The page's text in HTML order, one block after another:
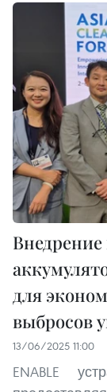
для
выбросов
13/06/2025 11:00
ENABLE